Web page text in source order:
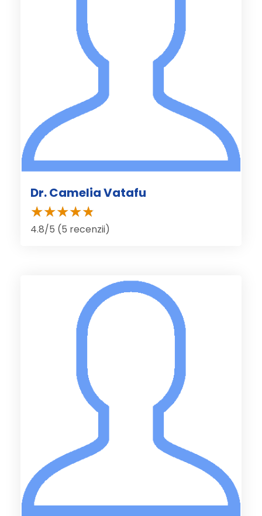
Dr. Camelia Vatafu
4.8/5 (5 recenzii)